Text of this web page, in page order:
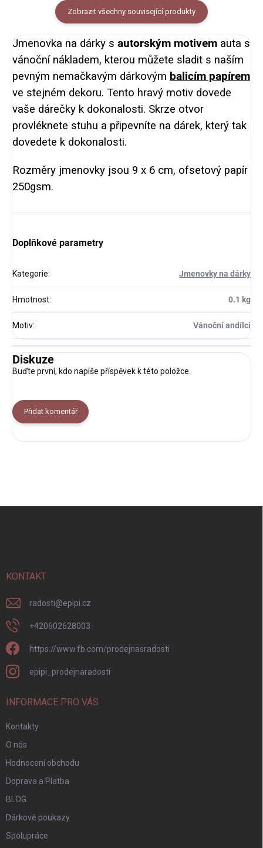
Zobrazit všechny související produkty
Jmenovka na dárky s autorským motivem auta s
vánoční nákladem, kterou můžete sladit s naším
pevným nemačkavým dárkovým balicím papírem
ve stejném dekoru. Tento hravý motiv dovede
vaše dárečky k dokonalosti. Skrze otvor
provléknete stuhu a připevníte na dárek, který tak
dovedete k dokonalosti.
Rozměry jmenovky jsou 9 x 6 cm, ofsetový papír
250gsm.
Doplňkové parametry
Kategorie: Jmenovky na dárky
Hmotnost: 0.1 kg
Motiv: Vánoční andílci
Diskuze
Buďte první, kdo napíše příspěvek k této položce.
Přidat komentář
KONTAKT
radosti@epipi.cz
+420602628003
https://www.fb.com/prodejnasradosti
epipi_prodejnaradosti
INFORMACE PRO VÁS
Kontakty
O nás
Hodnocení obchodu
Doprava a Platba
BLOG
Dárkové poukazy
Spolupráce